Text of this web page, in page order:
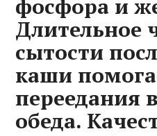
фосфора и
Длительное
сытости
каши
переедания
обеда.